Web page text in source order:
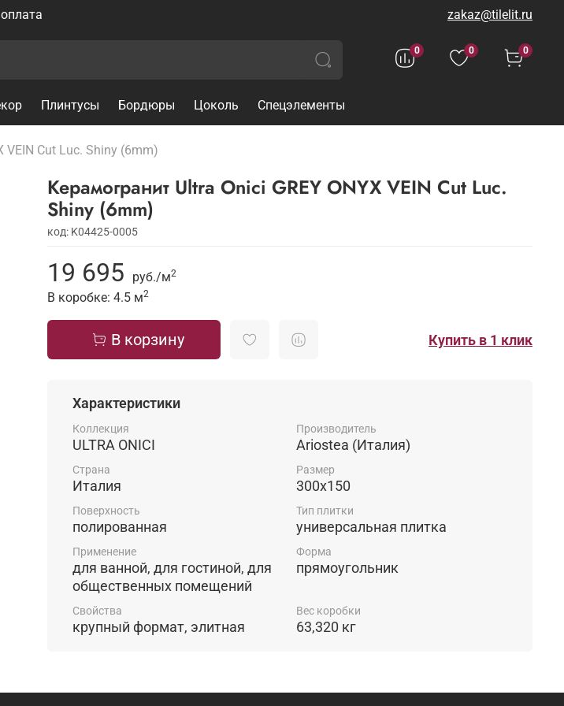
zakaz@tilelit.ru
0 0 0
Плинтусы Бордюры Цоколь Спецэлементы
VEIN Cut Luc. Shiny (6mm)
Керамогранит Ultra Onici GREY ONYX VEIN Cut Luc.
Shiny (6mm)
код: K04425-0005
19 695 руб./м2
В коробке: 4.5 м2
В корзину Купить в 1 клик
Характеристики
Коллекция
ULTRA ONICI
Производитель
Ariostea (Италия)
Страна
Италия
Размер
300x150
Поверхность
полированная
Тип плитки
универсальная плитка
Применение
для ванной, для гостиной, для
общественных помещений
Форма
прямоугольник
Свойства
крупный формат, элитная
Вес коробки
63,320 кг